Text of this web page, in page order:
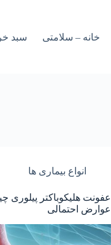
خانه – سلامتی سبد
انواع بیماری ها
عفونت هلیکوباکتر
عوارض احتمالی